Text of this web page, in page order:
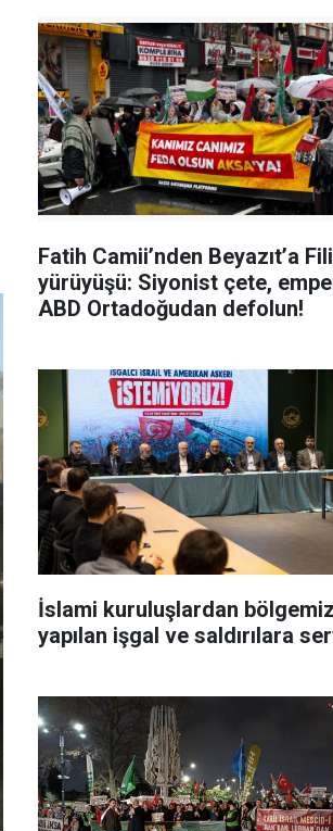
Fatih Camii’nden Beyazıt’a
yürüyüşü: Siyonist çete,
ABD Ortadoğudan defolun!
İslami kuruluşlardan
yapılan işgal ve saldırılara